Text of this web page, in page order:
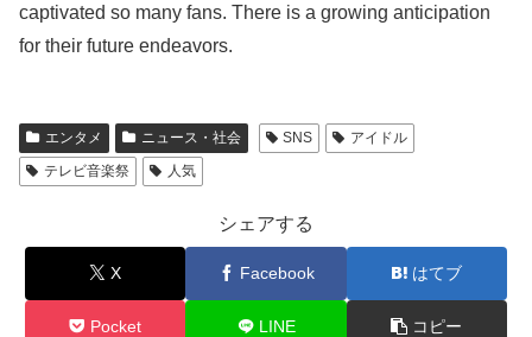
captivated so many fans. There is a growing anticipation
for their future endeavors.
エンタメ ニュース・社会 SNS
アイドル
テレビ音楽祭
人気
シェアする
X Facebook はてブ
Pocket LINE コピー